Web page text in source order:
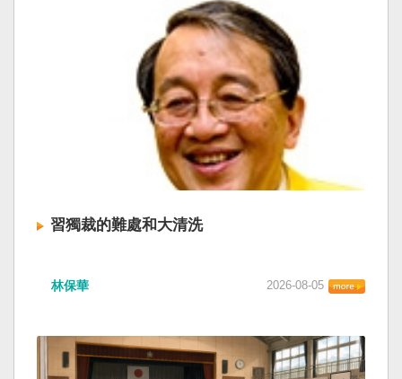
習獨裁的難處和大清洗
林保華 2026-08-05